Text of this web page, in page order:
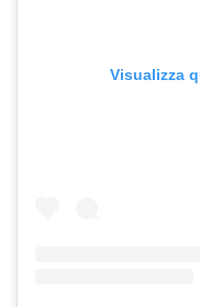
Visualizza